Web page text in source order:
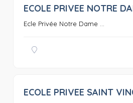
ECOLE PRIVEE NOTRE
Ecle Privée Notre Dame ...
ECOLE PRIVEE SAINT